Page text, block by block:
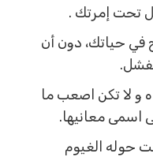
تحت إمرتك .
في حياتك، دون أن
و لا تكن اصعب ما
اسمى معانيها.
حوله الغيوم